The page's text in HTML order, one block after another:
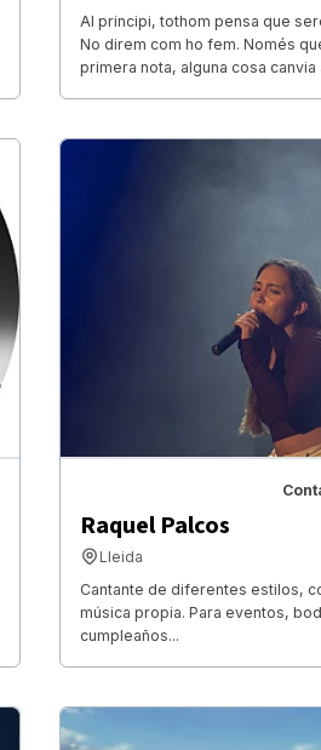
Al principi, tothom pensa que
No direm com ho fem. Només
primera nota, alguna cosa canvia
Raquel Palcos
Lleida
Cantante de diferentes estilos,
música propia. Para eventos,
cumpleaños...